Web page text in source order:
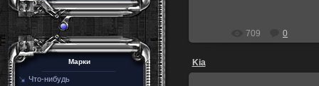
Марки
Что-нибудь
709 0
Kia